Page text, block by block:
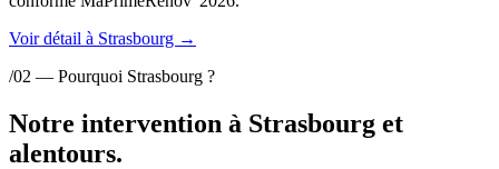
Voir détail à Strasbourg →
/02 — Pourquoi Strasbourg ?
Notre intervention à Strasbourg et
alentours.